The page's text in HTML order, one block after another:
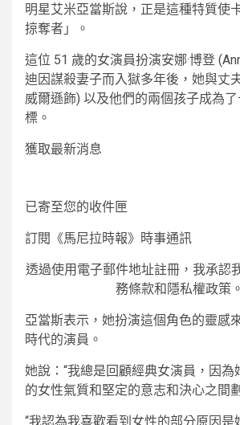
明星艾米亞當斯說，正是這種特質使
掠奪者」。
這位 51 歲的女演員扮演安娜·博登
迪因謀殺妻子而入獄多年後，她與丈
威爾遜飾) 以及他們的兩個孩子成為
標。
獲取最新消息
已寄至您的收件匣
訂閱《馬尼拉時報》時事通訊
透過使用電子郵件地址註冊，我承認
務條款和隱私權政策。
亞當斯表示，她扮演這個角色的靈感
時代的演員。
她說：“我總是回顧經典女演員，因為
的女性氣質和堅定的意志和決心之間
“我認為我喜歡看到女性的部分原因是